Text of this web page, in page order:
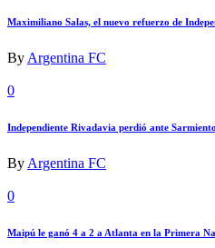
Maximiliano Salas, el nuevo refuerzo de
By Argentina FC
0
Independiente Rivadavia perdió ante Sarmiento
By Argentina FC
0
Maipú le ganó 4 a 2 a Atlanta en la Primera